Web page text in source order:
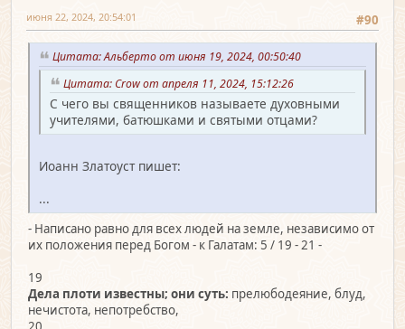
#90
июня 22, 2024, 20:54:01
Цитата: Альберто от июня 19, 2024, 00:50:40
Цитата: Crow от апреля 11, 2024, 15:12:26
С чего вы священников называете духовными
учителями, батюшками и святыми отцами?
Иоанн Златоуст пишет:
...
- Написано равно для всех людей на земле, независимо от
их положения перед Богом - к Галатам: 5 / 19 - 21 -
19
Дела плоти известны; они суть: прелюбодеяние, блуд,
нечистота, непотребство,